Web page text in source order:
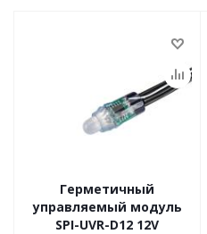
Герметичный
управляемый модуль
SPI-UVR-D12 12V